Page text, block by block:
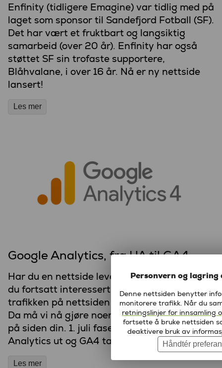
Enfinity (tidligere Emagine) var tidlig med på
laget som sponsor til Sandefjord Fotball (SF).
Det har vært et fruktbart og langsiktig
samarbeid (over 20 år). Enfinity har også
støttet SF sin trofaste supportere,
Blåhvalane, i over 16 år. Nå er ny nettside
lansert!
Les mer
Google Analytics, fra UA til GA4
Har du en nettside levert av Enfinity og er
du fortsatt interessert i å følge med på
trafikken på nettsiden via Google Analytics?
Da må vi nå gjøre noen endringer i oppsettet
på siden din. 1. juli fases dagens Google
Analytics ut og GA4 tar over.
Les mer
Personvern og
Denne nettsiden benytter
monitorere trafikk. Når du
retningslinjer for innsamling
fortsette å bruke nettsiden
deaktivere bruk av
Håndtér